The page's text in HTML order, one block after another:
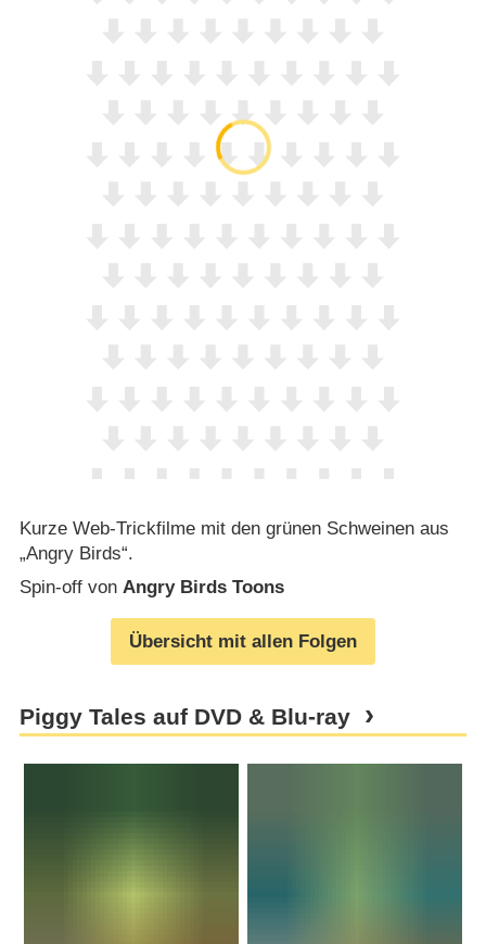
Kurze Web-Trickfilme mit den grünen Schweinen aus
„Angry Birds“.
Spin-off von Angry Birds Toons
Übersicht mit allen Folgen
Piggy Tales auf DVD & Blu-ray